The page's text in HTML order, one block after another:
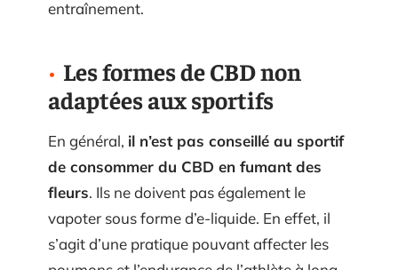
entraînement.
Les formes de CBD non
adaptées aux sportifs
En général, il n’est pas conseillé au sportif
de consommer du CBD en fumant des
fleurs. Ils ne doivent pas également le
vapoter sous forme d’e-liquide. En effet, il
s’agit d’une pratique pouvant affecter les